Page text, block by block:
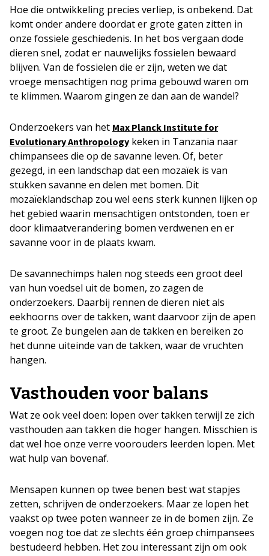
Hoe die ontwikkeling precies verliep, is onbekend. Dat
komt onder andere doordat er grote gaten zitten in
onze fossiele geschiedenis. In het bos vergaan dode
dieren snel, zodat er nauwelijks fossielen bewaard
blijven. Van de fossielen die er zijn, weten we dat
vroege mensachtigen nog prima gebouwd waren om
te klimmen. Waarom gingen ze dan aan de wandel?
Onderzoekers van het Max Planck Institute for
Evolutionary Anthropology keken in Tanzania naar
chimpansees die op de savanne leven. Of, beter
gezegd, in een landschap dat een mozaïek is van
stukken savanne en delen met bomen. Dit
mozaïeklandschap zou wel eens sterk kunnen lijken op
het gebied waarin mensachtigen ontstonden, toen er
door klimaatverandering bomen verdwenen en er
savanne voor in de plaats kwam.
De savannechimps halen nog steeds een groot deel
van hun voedsel uit de bomen, zo zagen de
onderzoekers. Daarbij rennen de dieren niet als
eekhoorns over de takken, want daarvoor zijn de apen
te groot. Ze bungelen aan de takken en bereiken zo
het dunne uiteinde van de takken, waar de vruchten
hangen.
Vasthouden voor balans
Wat ze ook veel doen: lopen over takken terwijl ze zich
vasthouden aan takken die hoger hangen. Misschien is
dat wel hoe onze verre voorouders leerden lopen. Met
wat hulp van bovenaf.
Mensapen kunnen op twee benen best wat stapjes
zetten, schrijven de onderzoekers. Maar ze lopen het
vaakst op twee poten wanneer ze in de bomen zijn. Ze
voegen nog toe dat ze slechts één groep chimpansees
bestudeerd hebben. Het zou interessant zijn om ook